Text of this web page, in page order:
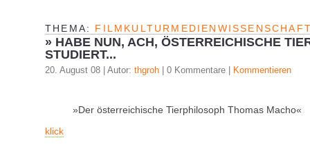
THEMA:
» HABE NUN, ACH, ÖSTERREICHISCHE
STUDIERT...
20. August 08 | Autor: thgroh | 0 Kommentare | Kommentieren
»Der österreichische Tierphilosoph Thomas Macho«
klick